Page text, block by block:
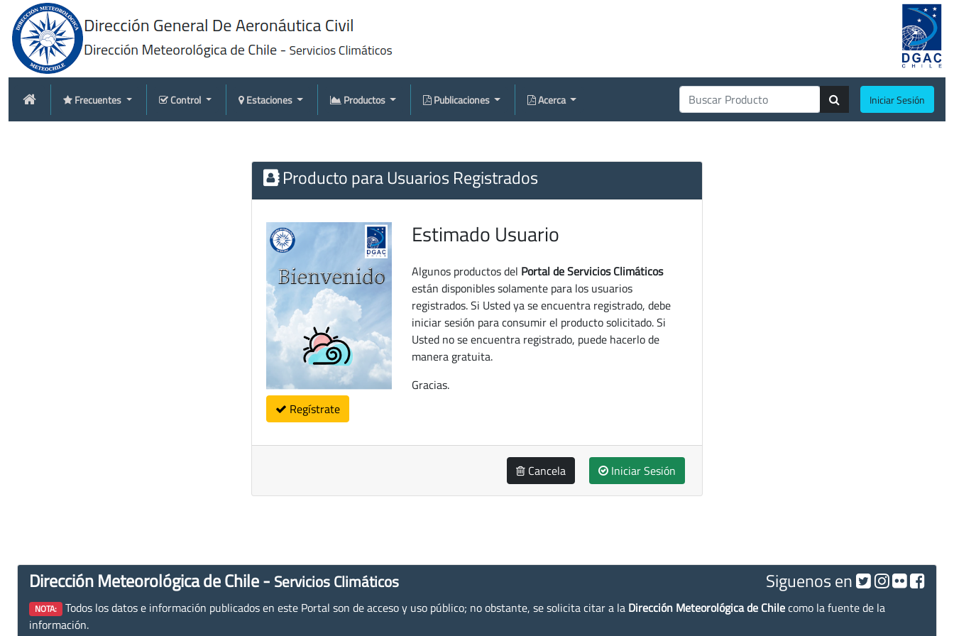
Frecuentes Control Estaciones Productos Publicaciones Acerca Iniciar Sesión
Producto para Usuarios Registrados
Regístrate
Estimado Usuario
Algunos productos del Portal de Servicios Climáticos
están disponibles solamente para los usuarios
registrados. Si Usted ya se encuentra registrado, debe
iniciar sesión para consumir el producto solicitado. Si
Usted no se encuentra registrado, puede hacerlo de
manera gratuita.
Gracias.
Cancela Iniciar Sesión
Dirección Meteorológica de Chile - Servicios Climáticos Siguenos en
NOTA: Todos los datos e información publicados en este Portal son de acceso y uso público; no obstante, se solicita citar a la Dirección Meteorológica de Chilecomo la fuente de la
información.